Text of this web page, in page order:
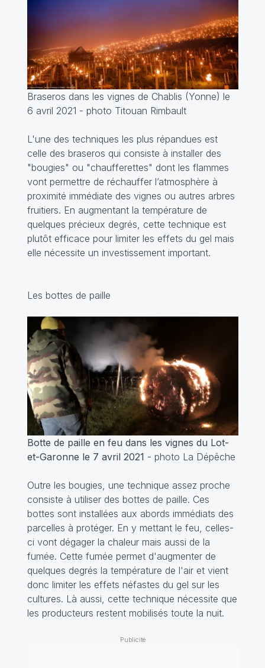
Braseros dans les vignes de Chablis (Yonne) le
6 avril 2021 - photo Titouan Rimbault
L'une des techniques les plus répandues est
celle des braseros qui consiste à installer des
"bougies" ou "chaufferettes" dont les flammes
vont permettre de réchauffer l’atmosphère à
proximité immédiate des vignes ou autres arbres
fruitiers. En augmentant la température de
quelques précieux degrés, cette technique est
plutôt efficace pour limiter les effets du gel mais
elle nécessite un investissement important.
Les bottes de paille
Botte de paille en feu dans les vignes du Lot-
et-Garonne le 7 avril 2021 - photo La Dépêche
Outre les bougies, une technique assez proche
consiste à utiliser des bottes de paille. Ces
bottes sont installées aux abords immédiats des
parcelles à protéger. En y mettant le feu, celles-
ci vont dégager la chaleur mais aussi de la
fumée. Cette fumée permet d'augmenter de
quelques degrés la température de l'air et vient
donc limiter les effets néfastes du gel sur les
cultures. Là aussi, cette technique nécessite que
les producteurs restent mobilisés toute la nuit.